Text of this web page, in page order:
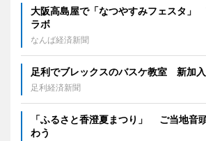
大阪高島屋で「なつやすみフェスタ」
ラボ
なんば経済新聞
足利でブレックスのバスケ教室 新加
足利経済新聞
「ふるさと香澄夏まつり」 ご当地音
わう